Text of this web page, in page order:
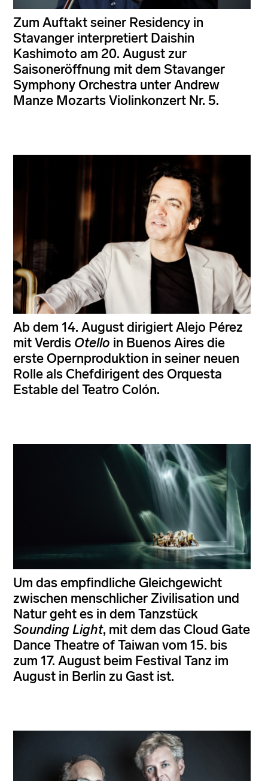
Zum Auftakt seiner Residency in
Stavanger interpretiert Daishin
Kashimoto am 20. August zur
Saisoneröffnung mit dem Stavanger
Symphony Orchestra unter Andrew
Manze Mozarts Violinkonzert Nr. 5.
Ab dem 14. August dirigiert Alejo Pérez
mit Verdis Otello in Buenos Aires die
erste Opernproduktion in seiner neuen
Rolle als Chefdirigent des Orquesta
Estable del Teatro Colón.
Um das empfindliche Gleichgewicht
zwischen menschlicher Zivilisation und
Natur geht es in dem Tanzstück
Sounding Light, mit dem das Cloud Gate
Dance Theatre of Taiwan vom 15. bis
zum 17. August beim Festival Tanz im
August in Berlin zu Gast ist.